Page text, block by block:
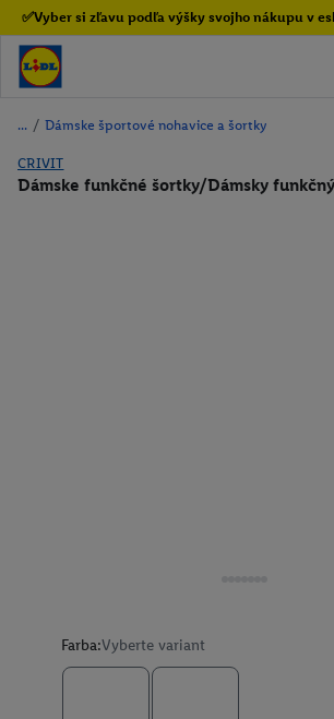
✅Vyber si zľavu podľa výšky svojho nákupu v
/ Dámske športové nohavice a šortky
CRIVIT
Dámske funkčné šortky/Dámsky
Farba:Vyberte variant